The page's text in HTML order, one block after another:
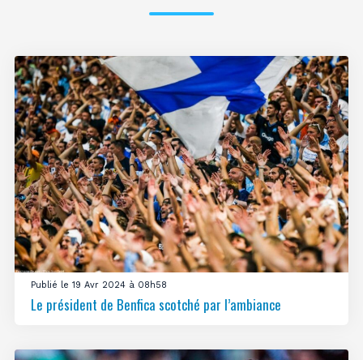
Publié le 19 Avr 2024 à 08h58
Le président de Benfica scotché par l’ambiance